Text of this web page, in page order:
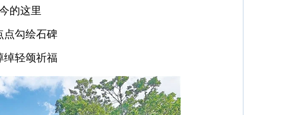
的这里
点勾绘石碑
绰轻颂祈福